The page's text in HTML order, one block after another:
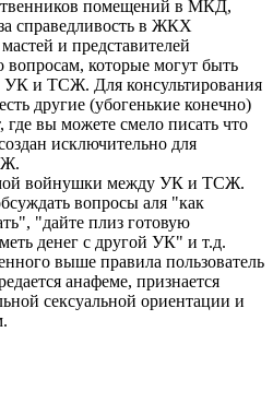
помещений в МКД,
справедливость в ЖКХ
и представителей
вопросам, которые могут быть
УК и ТСЖ. Для консультирования
другие (убогенькие конечно)
вы можете смело писать что
исключительно для
войнушки между УК и ТСЖ.
вопросы аля "как
"дайте плиз готовую
денег с другой УК" и т.д.
выше правила пользователь
анафеме, признается
сексуальной ориентации и